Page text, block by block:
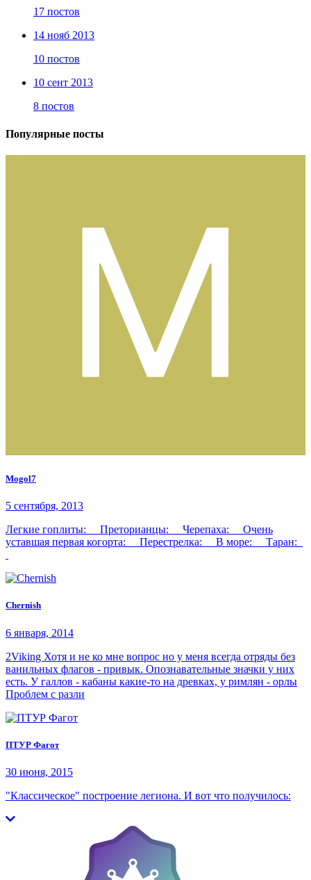
17 постов
14 нояб 2013
10 постов
10 сент 2013
8 постов
Популярные посты
Mogol7
5 сентября, 2013
Легкие гоплиты: Преторианцы: Черепаха: Очень
уставшая первая когорта: Перестрелка: В море: Таран:
Chernish
6 января, 2014
2Viking Хотя и не ко мне вопрос но у меня всегда отряды без
ванильных флагов - привык. Опознавательные значки у них
есть. У галлов - кабаны какие-то на древках, у римлян - орлы
Проблем с разли
ПТУР Фагот
30 июня, 2015
"Классическое" построение легиона. И вот что получилось: